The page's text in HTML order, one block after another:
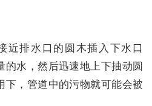
近排水口的圆木插入下水口
的水，然后迅速地上下抽动圆
下，管道中的污物就可能会被